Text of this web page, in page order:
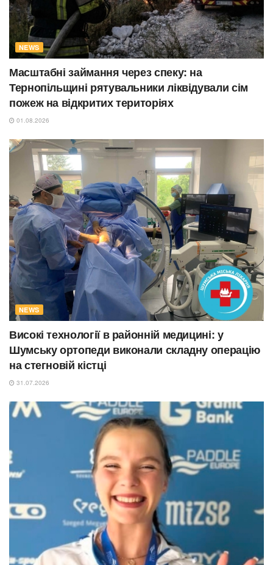
NEWS
Масштабні займання через спеку: на
Тернопільщині рятувальники ліквідували сім
пожеж на відкритих територіях
01.08.2026
NEWS
Високі технології в районній медицині: у
Шумську ортопеди виконали складну операцію
на стегновій кістці
31.07.2026